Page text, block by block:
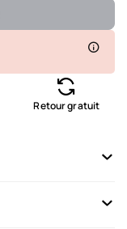
Disponible
Disponible
Disponible
Retour gratuit